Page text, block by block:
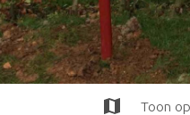
Toon